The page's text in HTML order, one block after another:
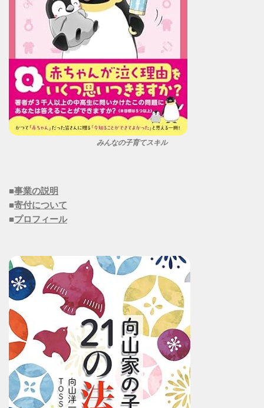
みんなの子育てスキル
■事業の説明
■寄付について
■プロフィール